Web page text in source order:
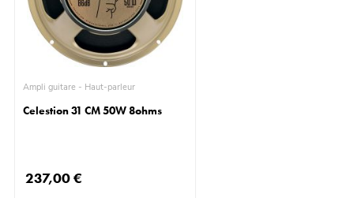
Ampli guitare - Haut-parleur
Celestion 31 CM 50W 8ohms
237,00 €